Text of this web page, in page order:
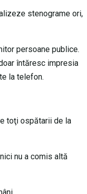
stenograme ori,
persoane publice.
întăresc impresia
la telefon.
toţi ospătarii de la
nu a comis altă